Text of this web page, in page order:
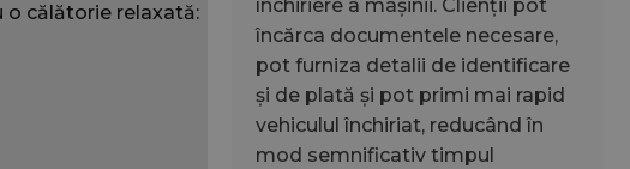
o călătorie relaxată:
închiriere a mașinii. Clienții pot
încărca documentele necesare,
pot furniza detalii de identificare
și de plată și pot primi mai rapid
vehiculul închiriat, reducând în
mod semnificativ timpul